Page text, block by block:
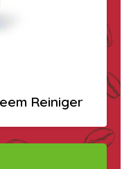
Reiniger